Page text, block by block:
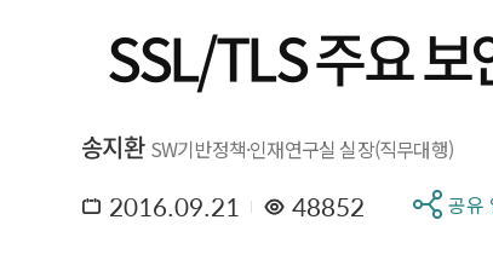
SSL/TLS 주요 보
송지환 SW기반정책·인재연구실 실장(직무대행)
2016.09.21 48852 공유